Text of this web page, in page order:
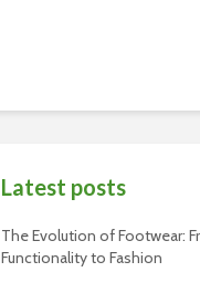
Latest posts
The Evolution of Footwear:
Functionality to Fashion